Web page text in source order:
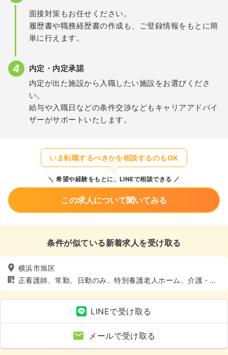
面接対策もお任せください。
履歴書や職務経歴書の作成も、ご登録情報をもとに簡
単に行えます。
内定・内定承諾
内定が出た施設から入職したい施設をお選びくださ
い。
給与や入職日などの条件交渉などもキャリアアドバイ
ザーがサポートいたします。
いま転職するべきかを相談するのもOK
希望や経験をもとに、LINEで相談できる
この求人について聞いてみる
条件が似ている新着求人を受け取る
横浜市旭区
正看護師、常勤、日勤のみ、特別養護老人ホーム、介護・福
祉系
LINEで受け取る
メールで受け取る